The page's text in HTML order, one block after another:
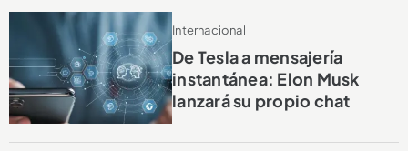
Internacional
De Tesla a mensajería
instantánea: Elon Musk
lanzará su propio chat